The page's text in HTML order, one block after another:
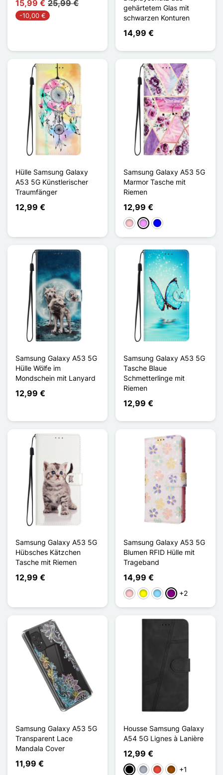
15,99 € 25,99 €
-10,00 €
gehärtetem Glas mit
schwarzen Konturen
14,99 €
Hülle Samsung Galaxy
A53 5G Künstlerischer
Traumfänger
12,99 €
Samsung Galaxy A53 5G
Marmor Tasche mit
Riemen
12,99 €
PinkHellviolett
Blau
Samsung Galaxy A53 5G
Hülle Wölfe im
Mondschein mit Lanyard
12,99 €
Samsung Galaxy A53 5G
Tasche Blaue
Schmetterlinge mit
Riemen
12,99 €
Samsung Galaxy A53 5G
Hübsches Kätzchen
Tasche mit Riemen
12,99 €
Samsung Galaxy A53 5G
Blumen RFID Hülle mit
Trageband
14,99 €
PinkGelbHellblauViolett
+2
Samsung Galaxy A53 5G
Transparent Lace
Mandala Cover
11,99 €
Housse Samsung Galaxy
A54 5G Lignes à Lanière
12,99 €
Schwarz
GrauRot Braun
+1